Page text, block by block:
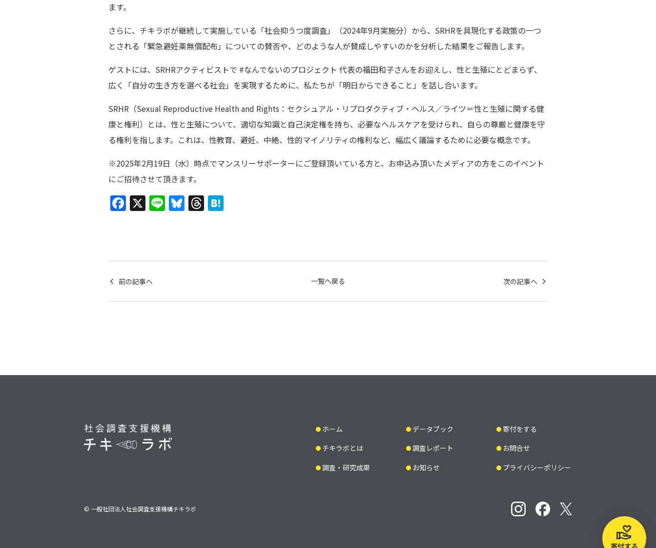
ます。
さらに、チキラボが継続して実施している「社会抑うつ度調査」（2024年9月実施分）から、SRHRを具現化する政策の一つ
とされる「緊急避妊薬無償配布」についての賛否や、どのような人が賛成しやすいのかを分析した結果をご報告します。
ゲストには、SRHRアクティビストで #なんでないのプロジェクト 代表の福田和子さんをお迎えし、性と生殖にとどまらず、
広く「自分の生き方を選べる社会」を実現するために、私たちが「明日からできること」を話し合います。
SRHR（Sexual Reproductive Health and Rights：セクシュアル・リプロダクティブ・ヘルス／ライツ＝性と⽣殖に関する健
康と権利）とは、性と生殖について、適切な知識と自己決定権を持ち、必要なヘルスケアを受けられ、自らの尊厳と健康を守
る権利を指します。これは、性教育、避妊、中絶、性的マイノリティの権利など、幅広く議論するために必要な概念です。
※2025年2月19日（水）時点でマンスリーサポーターにご登録頂いている方と、お申込み頂いたメディアの方をこのイベント
にご招待させて頂きます。
F
a
b
o
o
X Li
n
Bl
u
k
T
h
d a
前の記事へ 一覧へ戻る 次の記事へ
寄付する
ホーム
チキラボとは
調査・研究成果
データブック
調査レポート
お知らせ
寄付をする
お問合せ
プライバシーポリシー
© 一般社団法人社会調査支援機構チキラボ